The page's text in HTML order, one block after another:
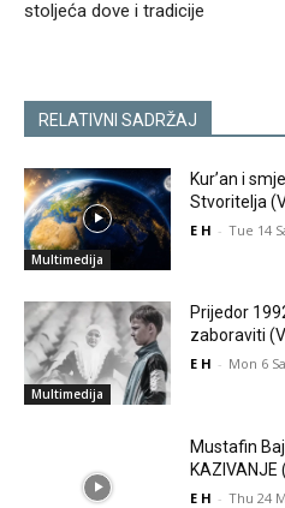
stoljeća dove i tradicije
RELATIVNI SADRŽAJ
Multimedija
Kur’an i
Stvoritelja
E H - Tue 14
Multimedija
Prijedor
zaboraviti
E H - Mon 6
Mustafin
KAZIVANJE
E H - Thu 24